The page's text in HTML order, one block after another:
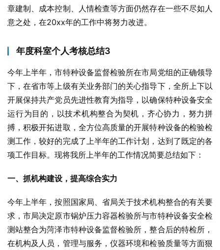
章建制、成本控制、人情检查等方面仍然存在一些不尽如人
意之处，在20xx年的工作中将努力改进。
年度科室个人考核总结3
今年上半年，市特种设备监督检验所在市局党组的正确领导
下，在省市等上级有关业务部门的关心指导下，全所上下以
开展保持共产党员先进性教育为指导，以确保特种设备安全
运行为目的，以技术机构整合为契机，齐心协力，努力拼
搏，积极开拓进取，全方位高质量的开展特种设备的检验检
测工作，较好的完成了上半年的工作计划，达到了既定的各
项工作目标。现将我所上半年的工作情况简要总结如下：
一、抓机构建设，提高综合实力
今年上半年，按照国家局、省局关于技术机构整合的有关要
求，市局决定原市锅炉压力容器检验所与市特种设备安全检
测站整合为菏泽市特种设备监督检验所，整合后的特检所，
在机构及人员，管理与服务，仪器环境和检验质量等方面狠